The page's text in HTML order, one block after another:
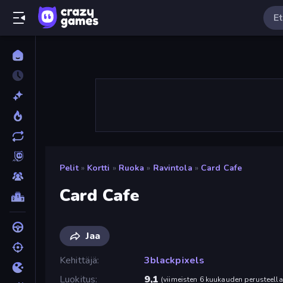
Pelit » Kortti » Ruoka » Ravintola » Card Cafe
Card Cafe
Jaa
Kehittäjä
3blackpixels
Luokitus
9,1 (viimeisten 6 kuukauden perusteella